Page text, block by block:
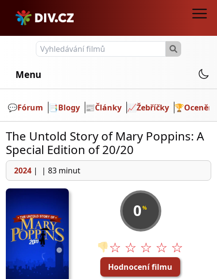
Menu
💬️Fórum 📑Blogy 📰Články 📈Žebříčky 🏆Ocenění
The Untold Story of Mary Poppins: A
Special Edition of 20/20
2024 | | 83 minut
0 %
👎☆ ☆ ☆ ☆ ☆
Hodnocení filmu